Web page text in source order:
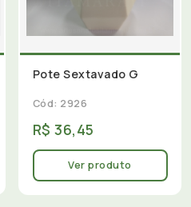
Pote Sextavado G
Cód: 2926
R$ 36,45
Ver produto